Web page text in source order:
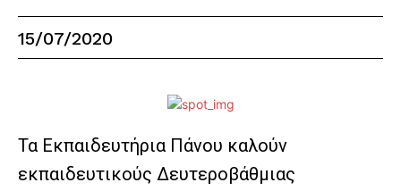
15/07/2020
Τα Εκπαιδευτήρια Πάνου καλούν
εκπαιδευτικούς Δευτεροβάθμιας